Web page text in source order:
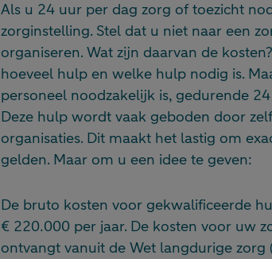
Als u 24 uur per dag zorg of toezicht
zorginstelling. Stel dat u niet naar een
organiseren. Wat zijn daarvan de
hoeveel hulp en welke hulp nodig is.
personeel noodzakelijk is, gedurende
Deze hulp wordt vaak geboden door
organisaties. Dit maakt het lastig om
gelden. Maar om u een idee te geven:
De bruto kosten voor gekwalificeerde
€ 220.000 per jaar. De kosten voor uw
ontvangt vanuit de Wet langdurige